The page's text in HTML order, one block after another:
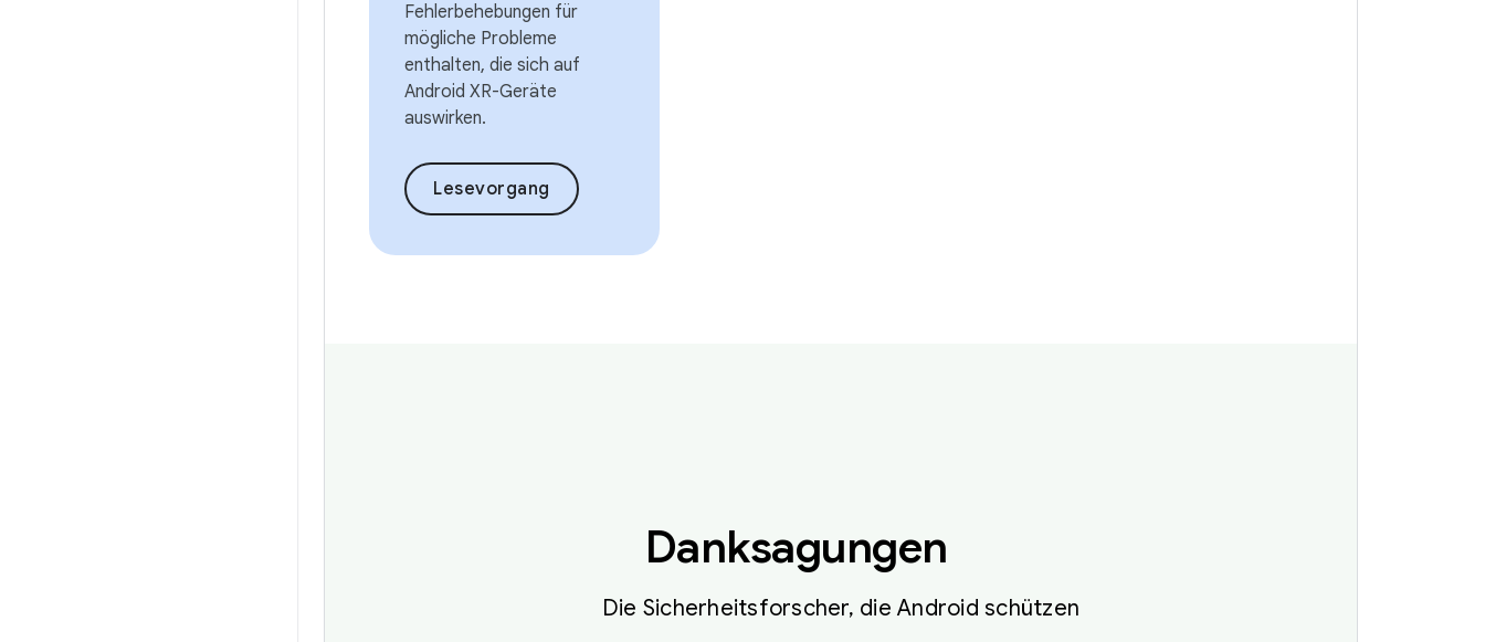
Fehlerbehebungen für
mögliche Probleme
enthalten, die sich auf
Android XR-Geräte
auswirken.
Lesevorgang
Danksagungen
Die Sicherheitsforscher, die Android schützen